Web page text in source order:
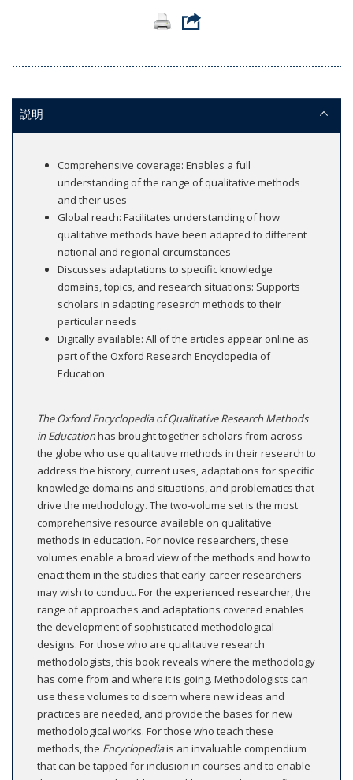
説明
Comprehensive coverage: Enables a full
understanding of the range of qualitative methods
and their uses
Global reach: Facilitates understanding of how
qualitative methods have been adapted to different
national and regional circumstances
Discusses adaptations to specific knowledge
domains, topics, and research situations: Supports
scholars in adapting research methods to their
particular needs
Digitally available: All of the articles appear online as
part of the Oxford Research Encyclopedia of
Education
The Oxford Encyclopedia of Qualitative Research Methods
in Educationhas brought together scholars from across
the globe who use qualitative methods in their research to
address the history, current uses, adaptations for specific
knowledge domains and situations, and problematics that
drive the methodology. The two-volume set is the most
comprehensive resource available on qualitative
methods in education. For novice researchers, these
volumes enable a broad view of the methods and how to
enact them in the studies that early-career researchers
may wish to conduct. For the experienced researcher, the
range of approaches and adaptations covered enables
the development of sophisticated methodological
designs. For those who are qualitative research
methodologists, this book reveals where the methodology
has come from and where it is going. Methodologists can
use these volumes to discern where new ideas and
practices are needed, and provide the bases for new
methodological works. For those who teach these
methods, the Encyclopediais an invaluable compendium
that can be tapped for inclusion in courses and to enable